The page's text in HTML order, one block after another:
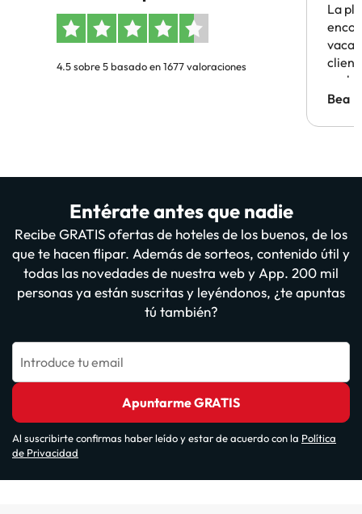
4.5 sobre 5 basado en 1677 valoraciones
La
Bea
Entérate antes que nadie
Recibe GRATIS ofertas de hoteles de los buenos, de los
que te hacen flipar. Además de sorteos, contenido útil y
todas las novedades de nuestra web y App. 200 mil
personas ya están suscritas y leyéndonos, ¿te apuntas
tú también?
Introduce tu email
Apuntarme GRATIS
Al suscribirte confirmas haber leído y estar de acuerdo con la Política
de Privacidad